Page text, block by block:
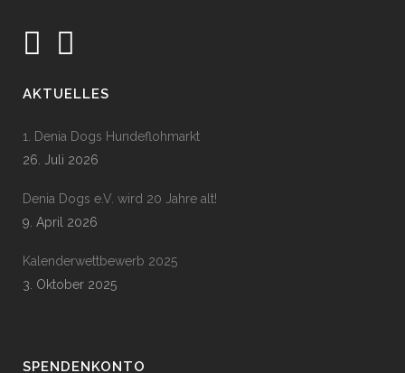
AKTUELLES
1. Denia Dogs Hundeflohmarkt
26. Juli 2026
Denia Dogs e.V. wird 20 Jahre alt!
9. April 2026
Kalenderwettbewerb 2025
3. Oktober 2025
SPENDENKONTO